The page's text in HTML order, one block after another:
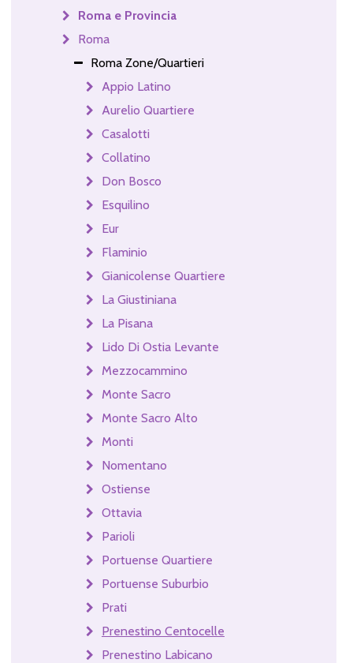
Roma e Provincia
Roma
Roma Zone/Quartieri
Appio Latino
Aurelio Quartiere
Casalotti
Collatino
Don Bosco
Esquilino
Eur
Flaminio
Gianicolense Quartiere
La Giustiniana
La Pisana
Lido Di Ostia Levante
Mezzocammino
Monte Sacro
Monte Sacro Alto
Monti
Nomentano
Ostiense
Ottavia
Parioli
Portuense Quartiere
Portuense Suburbio
Prati
Prenestino Centocelle
Prenestino Labicano